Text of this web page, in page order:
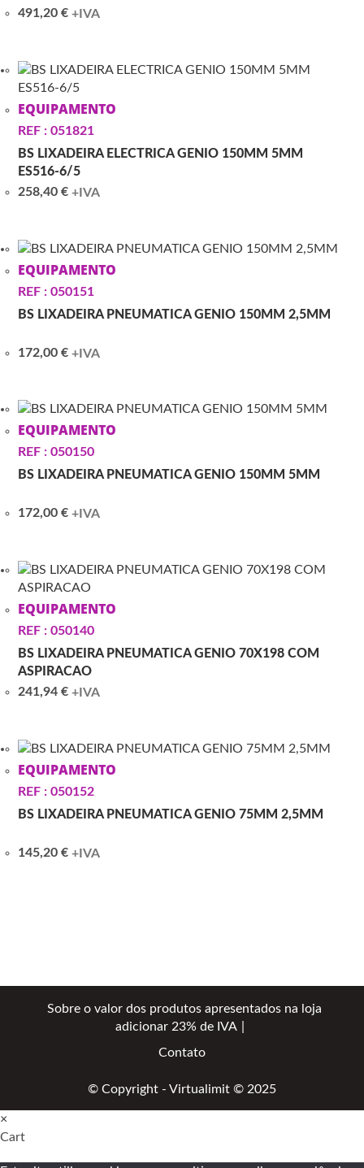
491,20€ +IVA
EQUIPAMENTO
REF : 051821
BS LIXADEIRA ELECTRICA GENIO 150MM 5MM
ES516-6/5
258,40€ +IVA
EQUIPAMENTO
REF : 050151
BS LIXADEIRA PNEUMATICA GENIO 150MM 2,5MM
172,00€ +IVA
EQUIPAMENTO
REF : 050150
BS LIXADEIRA PNEUMATICA GENIO 150MM 5MM
172,00€ +IVA
EQUIPAMENTO
REF : 050140
BS LIXADEIRA PNEUMATICA GENIO 70X198 COM
ASPIRACAO
241,94€ +IVA
EQUIPAMENTO
REF : 050152
BS LIXADEIRA PNEUMATICA GENIO 75MM 2,5MM
145,20€ +IVA
Sobre o valor dos produtos apresentados na loja
adicionar 23% de IVA
Contato
© Copyright - Virtualimit © 2025
×
Cart